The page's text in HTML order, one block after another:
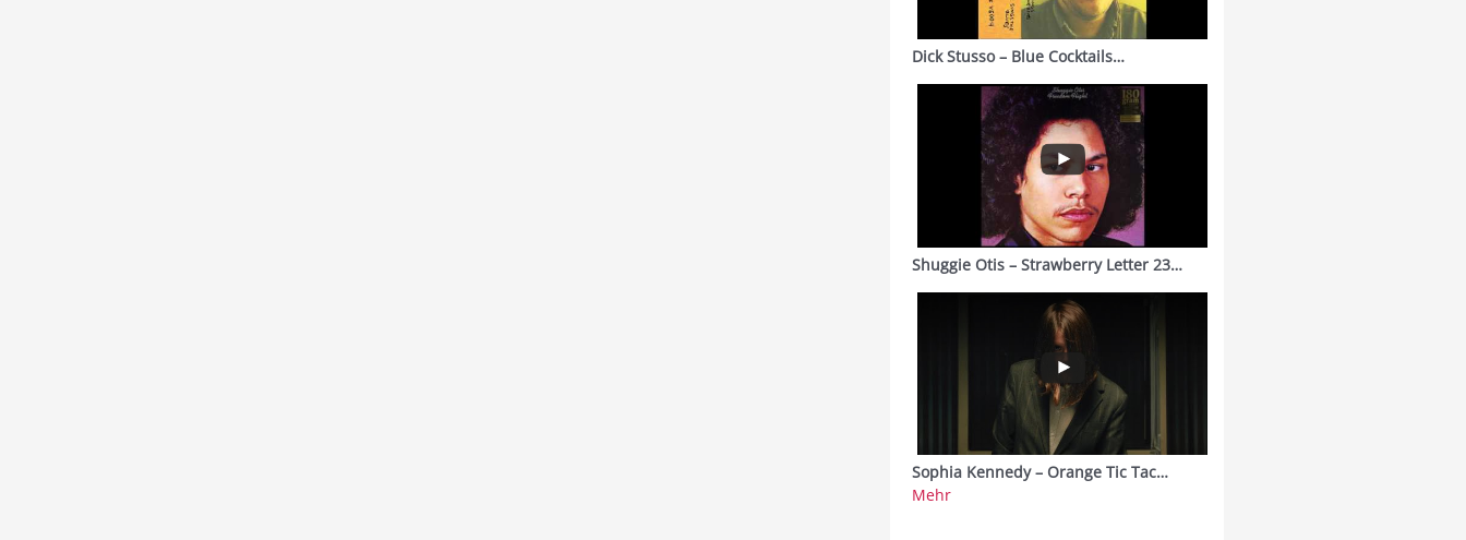
Dick Stusso – Blue Cocktails…
Shuggie Otis – Strawberry Letter 23…
Sophia Kennedy – Orange Tic Tac…
Mehr